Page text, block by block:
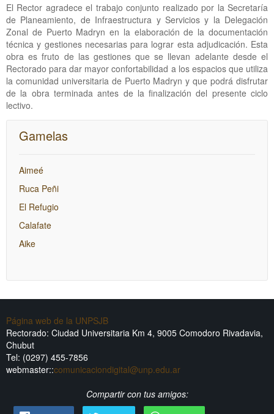
El Rector agradece el trabajo conjunto realizado por la Secretaría
de Planeamiento, de Infraestructura y Servicios y la Delegación
Zonal de Puerto Madryn en la elaboración de la documentación
técnica y gestiones necesarias para lograr esta adjudicación. Esta
obra es fruto de las gestiones que se llevan adelante desde el
Rectorado para dar mayor confortabilidad a los espacios que utiliza
la comunidad universitaria de Puerto Madryn y que podrá disfrutar
de la obra terminada antes de la finalización del presente ciclo
lectivo.
Gamelas
Aimeé
Ruca Peñi
El Refugio
Calafate
Aike
Página web de la UNPSJB
Rectorado: Ciudad Universitaria Km 4, 9005 Comodoro Rivadavia,
Chubut
Tel: (0297) 455-7856
webmaster::comunicaciondigital@unp.edu.ar
Compartir con tus amigos: